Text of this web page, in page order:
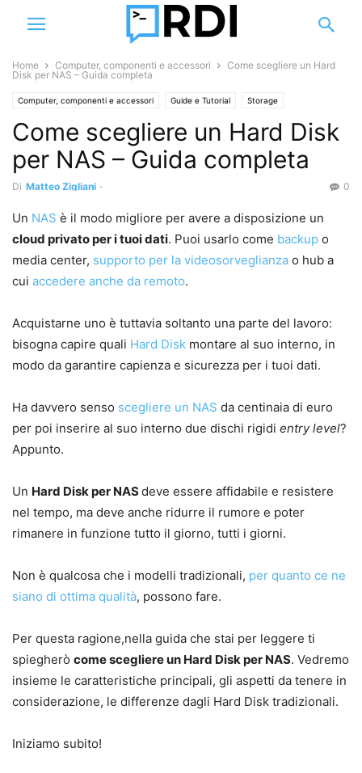
Home Computer, componenti e accessori
Come scegliere un Hard
Disk per NAS – Guida completa
Computer, componenti e accessori Guide e Tutorial Storage
Come scegliere un Hard Disk
per NAS – Guida completa
Di Matteo Zigliani - 0
Un NAS è il modo migliore per avere a disposizione un
cloud privato per i tuoi dati. Puoi usarlo come backup o
media center, supporto per la videosorveglianza o hub a
cui accedere anche da remoto.
Acquistarne uno è tuttavia soltanto una parte del lavoro:
bisogna capire quali Hard Disk montare al suo interno, in
modo da garantire capienza e sicurezza per i tuoi dati.
Ha davvero senso scegliere un NAS da centinaia di euro
per poi inserire al suo interno due dischi rigidi entry level?
Appunto.
Un Hard Disk per NASdeve essere affidabile e resistere
nel tempo, ma deve anche ridurre il rumore e poter
rimanere in funzione tutto il giorno, tutti i giorni.
Non è qualcosa che i modelli tradizionali, per quanto ce ne
siano di ottima qualità, possono fare.
Per questa ragione,nella guida che stai per leggere ti
spiegherò come scegliere un Hard Disk per NAS. Vedremo
insieme le caratteristiche principali, gli aspetti da tenere in
considerazione, le differenze dagli Hard Disk tradizionali.
Iniziamo subito!